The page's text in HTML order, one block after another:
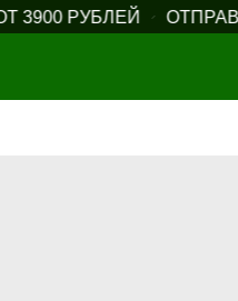
РУБЛЕЙ